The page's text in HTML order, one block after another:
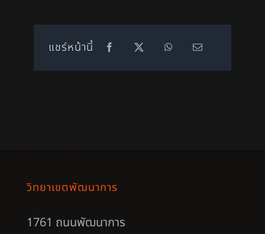
แชร์หน้านี้
วิทยาเขตพัฒนาการ
1761 ถนนพัฒนาการ